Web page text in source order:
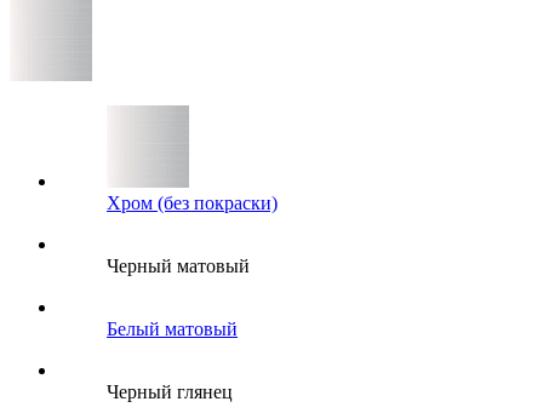
Хром (без покраски)
Черный матовый
Белый матовый
Черный глянец